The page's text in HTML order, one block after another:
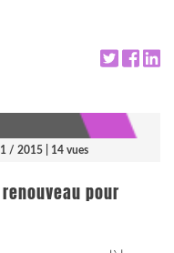
/ 2015 | 14 vues
pour